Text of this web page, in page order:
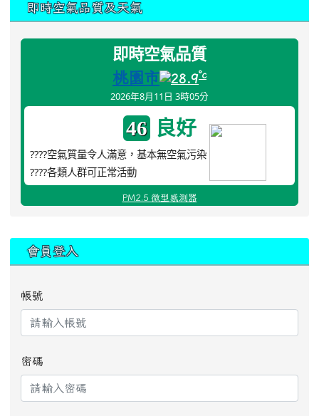
即時空氣品質及天氣
即時空氣品質
桃園市 28.9°c
2026年8月11日 3時05分
46 良好
????空氣質量令人滿意，基本無空氣污染
????各類人群可正常活動
PM2.5 微型感測器
會員登入
帳號
密碼